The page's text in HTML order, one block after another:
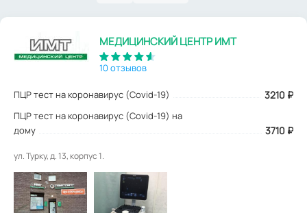
МЕДИЦИНСКИЙ ЦЕНТР ИМТ
10 отзывов
ПЦР тест на коронавирус (Covid-19) 3210 ₽
ПЦР тест на коронавирус (Covid-19) на
дому
3710 ₽
ул. Турку, д. 13, корпус 1.